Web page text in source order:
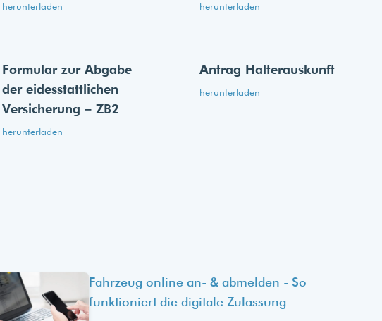
herunterladen herunterladen
Formular zur Abgabe
der eides­stattlichen
Versicherung – ZB2
herunterladen
Antrag Halterauskunft
herunterladen
Fahrzeug online an- & abmelden - So
funktioniert die digitale Zulassung